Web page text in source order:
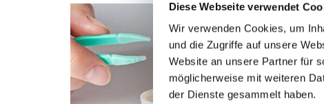
Diese Webseite verwendet
Wir verwenden Cookies, um
und die Zugriffe auf unsere
Website an unsere Partner für
möglicherweise mit weiteren
der Dienste gesammelt haben.
Wir